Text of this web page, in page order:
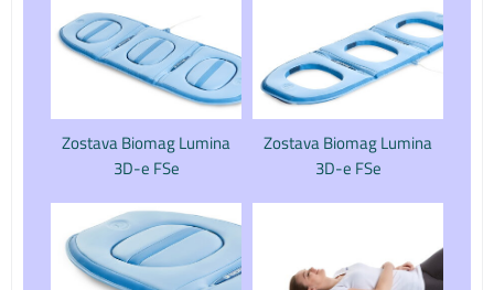
Zostava Biomag Lumina
3D-e FSe
Zostava Biomag Lumina
3D-e FSe